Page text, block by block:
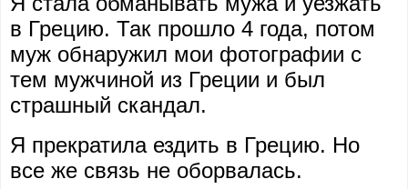
в Грецию. Так прошло 4 года, потом
муж обнаружил мои фотографии с
тем мужчиной из Греции и был
страшный скандал.
Я прекратила ездить в Грецию. Но
все же связь не оборвалась.